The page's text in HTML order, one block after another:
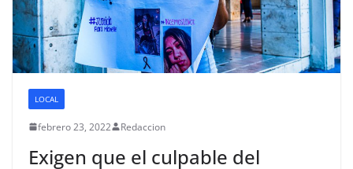
LOCAL
febrero 23, 2022 Redaccion
Exigen que el culpable del